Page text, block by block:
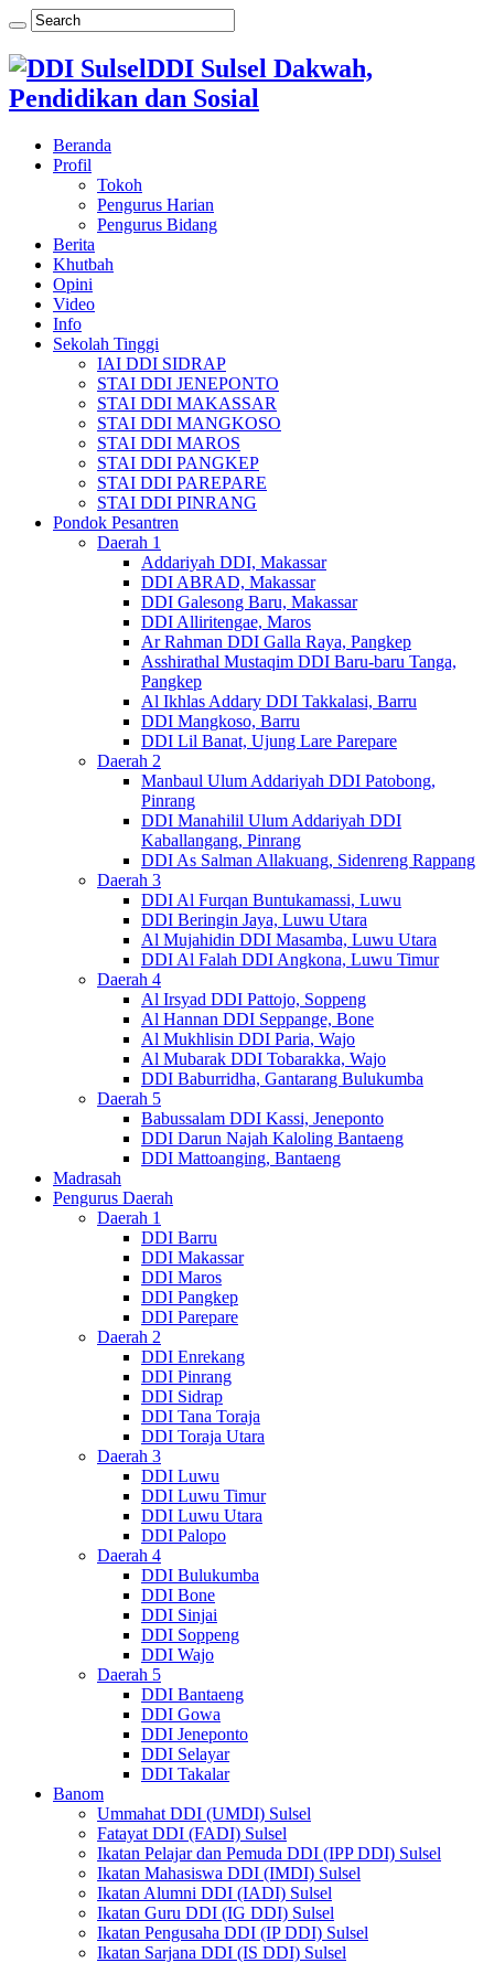
DDI Sulsel Dakwah,
Pendidikan dan Sosial
Beranda
Profil
Tokoh
Pengurus Harian
Pengurus Bidang
Berita
Khutbah
Opini
Video
Info
Sekolah Tinggi
IAI DDI SIDRAP
STAI DDI JENEPONTO
STAI DDI MAKASSAR
STAI DDI MANGKOSO
STAI DDI MAROS
STAI DDI PANGKEP
STAI DDI PAREPARE
STAI DDI PINRANG
Pondok Pesantren
Daerah 1
Addariyah DDI, Makassar
DDI ABRAD, Makassar
DDI Galesong Baru, Makassar
DDI Alliritengae, Maros
Ar Rahman DDI Galla Raya, Pangkep
Asshirathal Mustaqim DDI Baru-baru Tanga,
Pangkep
Al Ikhlas Addary DDI Takkalasi, Barru
DDI Mangkoso, Barru
DDI Lil Banat, Ujung Lare Parepare
Daerah 2
Manbaul Ulum Addariyah DDI Patobong,
Pinrang
DDI Manahilil Ulum Addariyah DDI
Kaballangang, Pinrang
DDI As Salman Allakuang, Sidenreng Rappang
Daerah 3
DDI Al Furqan Buntukamassi, Luwu
DDI Beringin Jaya, Luwu Utara
Al Mujahidin DDI Masamba, Luwu Utara
DDI Al Falah DDI Angkona, Luwu Timur
Daerah 4
Al Irsyad DDI Pattojo, Soppeng
Al Hannan DDI Seppange, Bone
Al Mukhlisin DDI Paria, Wajo
Al Mubarak DDI Tobarakka, Wajo
DDI Baburridha, Gantarang Bulukumba
Daerah 5
Babussalam DDI Kassi, Jeneponto
DDI Darun Najah Kaloling Bantaeng
DDI Mattoanging, Bantaeng
Madrasah
Pengurus Daerah
Daerah 1
DDI Barru
DDI Makassar
DDI Maros
DDI Pangkep
DDI Parepare
Daerah 2
DDI Enrekang
DDI Pinrang
DDI Sidrap
DDI Tana Toraja
DDI Toraja Utara
Daerah 3
DDI Luwu
DDI Luwu Timur
DDI Luwu Utara
DDI Palopo
Daerah 4
DDI Bulukumba
DDI Bone
DDI Sinjai
DDI Soppeng
DDI Wajo
Daerah 5
DDI Bantaeng
DDI Gowa
DDI Jeneponto
DDI Selayar
DDI Takalar
Banom
Ummahat DDI (UMDI) Sulsel
Fatayat DDI (FADI) Sulsel
Ikatan Pelajar dan Pemuda DDI (IPP DDI) Sulsel
Ikatan Mahasiswa DDI (IMDI) Sulsel
Ikatan Alumni DDI (IADI) Sulsel
Ikatan Guru DDI (IG DDI) Sulsel
Ikatan Pengusaha DDI (IP DDI) Sulsel
Ikatan Sarjana DDI (IS DDI) Sulsel